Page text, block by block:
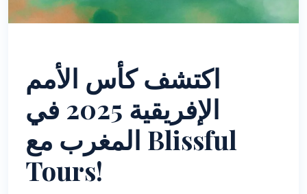
اكتشف كأس الأمم
الإفريقية 2025 في
المغرب مع Blissful
Tours!